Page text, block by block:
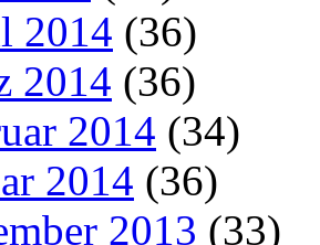
2014 (36)
2014 (36)
2014 (34)
2014 (36)
2013 (33)